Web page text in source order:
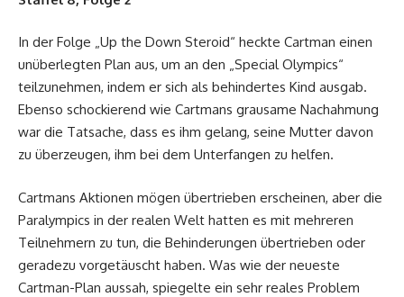
In der Folge „Up the Down Steroid“ heckte Cartman einen
unüberlegten Plan aus, um an den „Special Olympics“
teilzunehmen, indem er sich als behindertes Kind ausgab.
Ebenso schockierend wie Cartmans grausame Nachahmung
war die Tatsache, dass es ihm gelang, seine Mutter davon
zu überzeugen, ihm bei dem Unterfangen zu helfen.
Cartmans Aktionen mögen übertrieben erscheinen, aber die
Paralympics in der realen Welt hatten es mit mehreren
Teilnehmern zu tun, die Behinderungen übertrieben oder
geradezu vorgetäuscht haben. Was wie der neueste
Cartman-Plan aussah, spiegelte ein sehr reales Problem